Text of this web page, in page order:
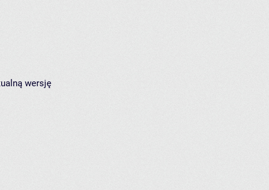
wersję